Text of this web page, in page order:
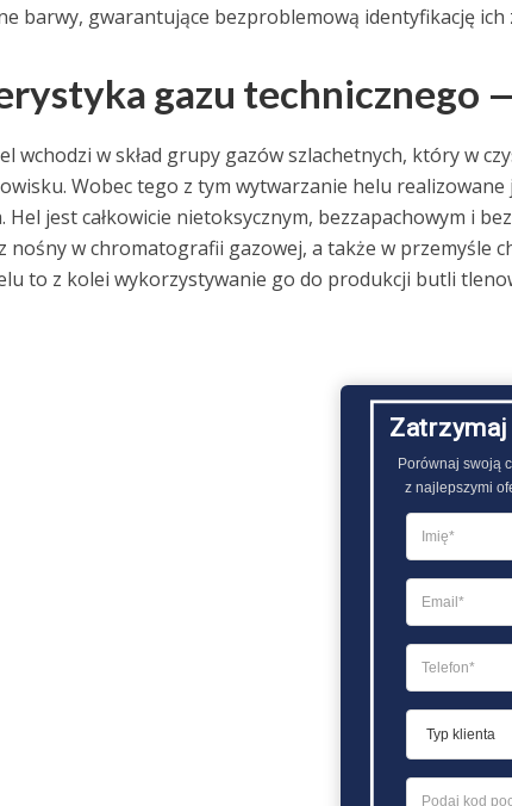
barwy, gwarantujące bezproblemową identyfikację ich
gazu technicznego
wchodzi w skład grupy gazów szlachetnych, który w
Wobec tego z tym wytwarzanie helu
jest całkowicie nietoksycznym, bezzapachowym i
nośny w chromatografii gazowej, a także w przemyśle
to z kolei wykorzystywanie go do produkcji butli
Porównaj swoją
z najlepszymi